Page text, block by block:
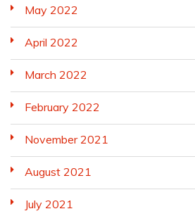
May 2022
April 2022
March 2022
February 2022
November 2021
August 2021
July 2021